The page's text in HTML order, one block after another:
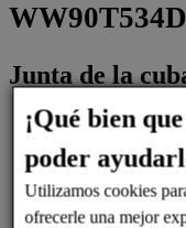
Junta de la
¡Qué bien
poder
Utilizamos cookies
ofrecerle una mejor